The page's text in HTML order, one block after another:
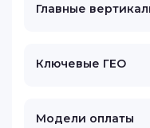
Главные
Ключевые ГЕО
Модели оплаты